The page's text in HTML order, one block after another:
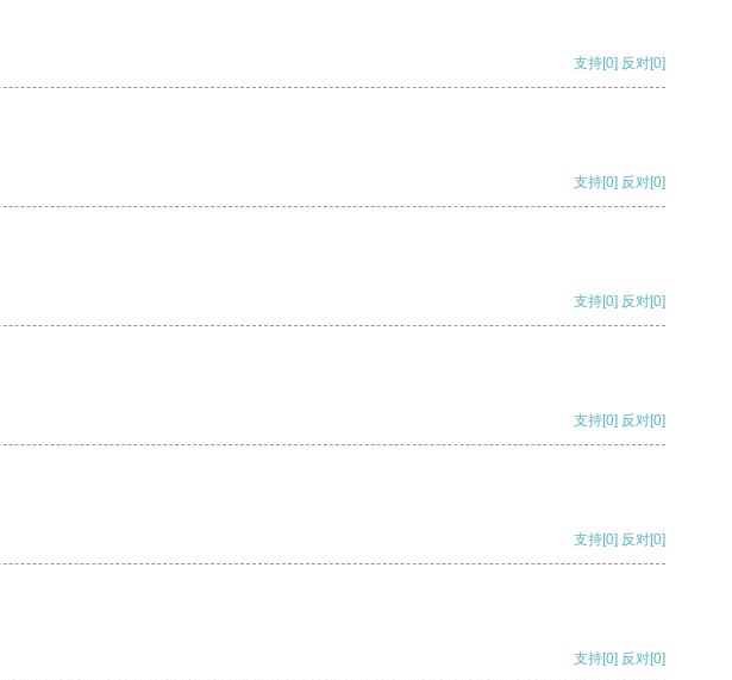
支持[0] 反对[0]
支持[0] 反对[0]
支持[0] 反对[0]
支持[0] 反对[0]
支持[0] 反对[0]
支持[0] 反对[0]